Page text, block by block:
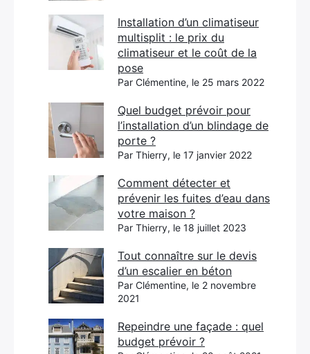
Installation d’un climatiseur
multisplit : le prix du
climatiseur et le coût de la
pose
Par Clémentine, le 25 mars 2022
Quel budget prévoir pour
l’installation d’un blindage de
porte ?
Par Thierry, le 17 janvier 2022
Comment détecter et
prévenir les fuites d’eau dans
votre maison ?
Par Thierry, le 18 juillet 2023
Tout connaître sur le devis
d’un escalier en béton
Par Clémentine, le 2 novembre
2021
Repeindre une façade : quel
budget prévoir ?